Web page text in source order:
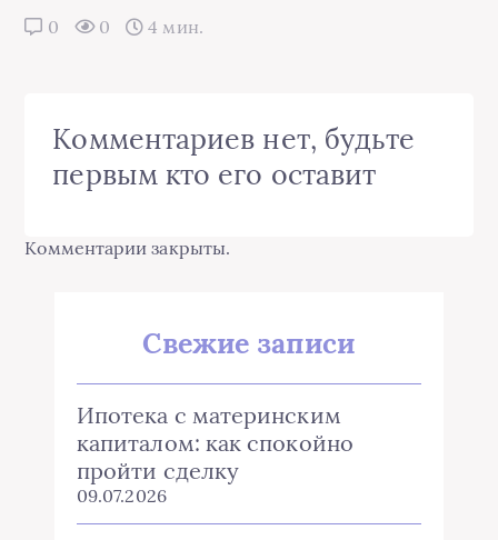
0 0 4 мин.
Комментариев нет, будьте
первым кто его оставит
Комментарии закрыты.
Свежие записи
Ипотека с материнским
капиталом: как спокойно
пройти сделку
09.07.2026